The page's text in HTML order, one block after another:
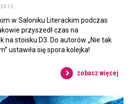
w Saloniku Literackim podczas
przyszedł czas na
na stoisku D3. Do autorów „Nie tak
ustawiła się spora kolejka!
zobacz więcej